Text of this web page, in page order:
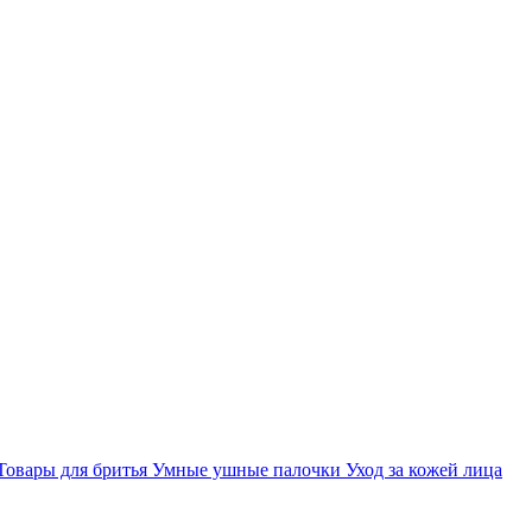
для бритья Умные ушные палочки Уход за кожей лица